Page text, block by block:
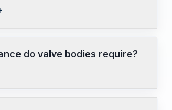
do valve bodies require?